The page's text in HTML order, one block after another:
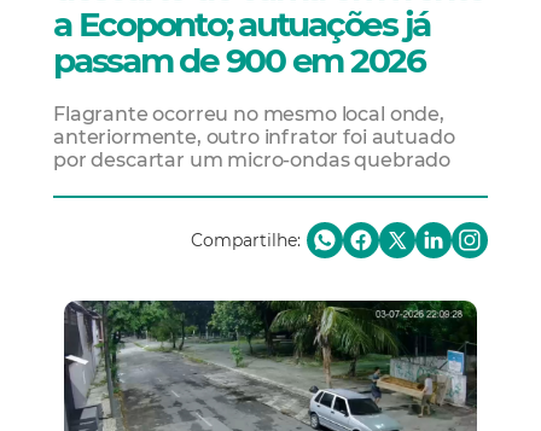
a Ecoponto; autuações já
passam de 900 em 2026
Flagrante ocorreu no mesmo local onde,
anteriormente, outro infrator foi autuado
por descartar um micro-ondas quebrado
Compartilhe: